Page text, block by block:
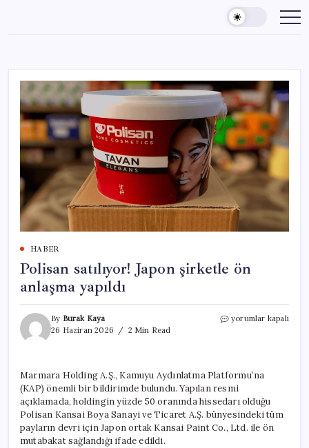
content
HABER
Polisan satılıyor! Japon şirketle ön
anlaşma yapıldı
By Burak Kaya
26 Haziran 2026
2 Min Read
Polisan
anlaşma
yapıldı
için
yorumlar kapalı
Marmara Holding A.Ş., Kamuyu Aydınlatma Platformu’na
(KAP) önemli bir bildirimde bulundu. Yapılan resmi
açıklamada, holdingin yüzde 50 oranında hissedarı olduğu
Polisan Kansai Boya Sanayi ve Ticaret A.Ş. bünyesindeki tüm
payların devri için Japon ortak Kansai Paint Co., Ltd. ile ön
mutabakat sağlandığı ifade edildi.